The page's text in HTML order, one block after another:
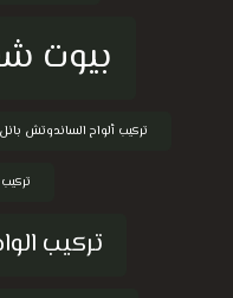
بيوت
تركيب ألواح الساندوتش بانل
تركيب